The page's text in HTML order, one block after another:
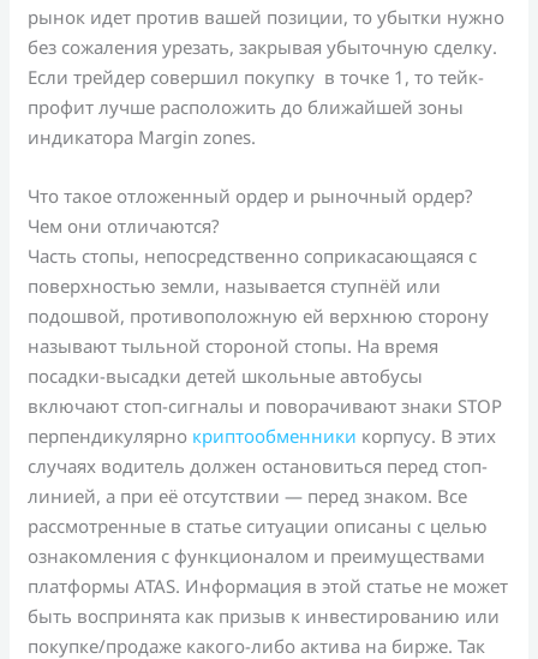
рынок идет против вашей позиции, то убытки нужно
без сожаления урезать, закрывая убыточную сделку.
Если трейдер совершил покупку в точке 1, то тейк-
профит лучше расположить до ближайшей зоны
индикатора Margin zones.
Что такое отложенный ордер и рыночный ордер?
Чем они отличаются?
Часть стопы, непосредственно соприкасающаяся с
поверхностью земли, называется ступнёй или
подошвой, противоположную ей верхнюю сторону
называют тыльной стороной стопы. На время
посадки-высадки детей школьные автобусы
включают стоп-сигналы и поворачивают знаки STOP
перпендикулярно криптообменники корпусу. В этих
случаях водитель должен остановиться перед стоп-
линией, а при её отсутствии — перед знаком. Все
рассмотренные в статье ситуации описаны с целью
ознакомления с функционалом и преимуществами
платформы ATAS. Информация в этой статье не может
быть воспринята как призыв к инвестированию или
покупке/продаже какого-либо актива на бирже. Так